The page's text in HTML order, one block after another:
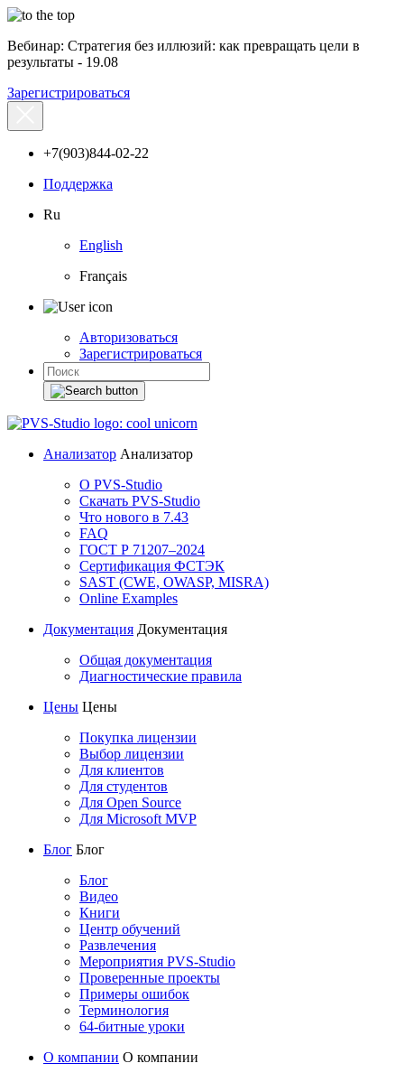
Вебинар: Стратегия без иллюзий: как превращать цели в
результаты - 19.08
Зарегистрироваться
+7(903)844-02-22
Поддержка
Ru
English
Français
Авторизоваться
Зарегистрироваться
Анализатор Анализатор
О PVS-Studio
Скачать PVS-Studio
Что нового в 7.43
FAQ
ГОСТ Р 71207–2024
Сертификация ФСТЭК
SAST (CWE, OWASP, MISRA)
Online Examples
Документация Документация
Общая документация
Диагностические правила
Цены Цены
Покупка лицензии
Выбор лицензии
Для клиентов
Для студентов
Для Open Source
Для Microsoft MVP
Блог Блог
Блог
Видео
Книги
Центр обучений
Развлечения
Мероприятия PVS-Studio
Проверенные проекты
Примеры ошибок
Терминология
64-битные уроки
О компании О компании